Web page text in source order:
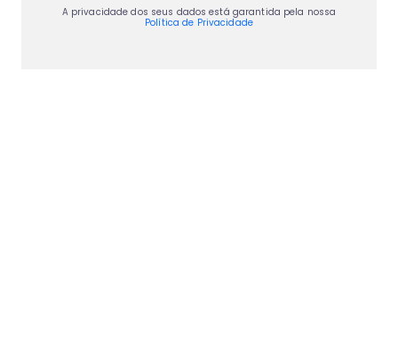
A privacidade dos seus dados está garantida pela nossa
Política de Privacidade